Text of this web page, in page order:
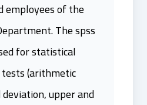
employees of the
The spss
for statistical
(arithmetic
upper and